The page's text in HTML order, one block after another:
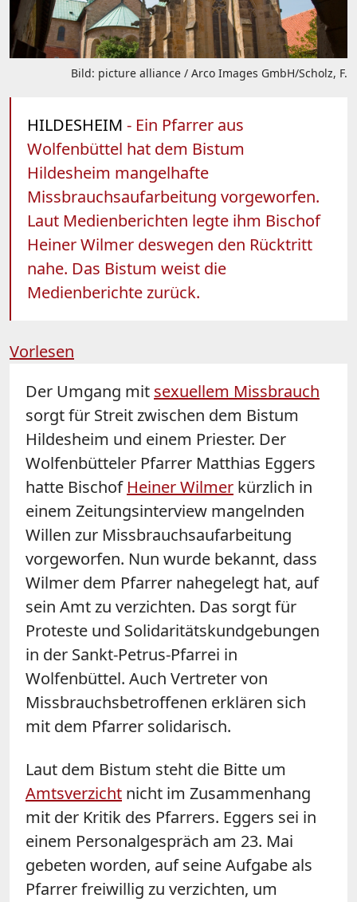
Bild: picture alliance / Arco Images GmbH/Scholz, F.
HILDESHEIM - Ein Pfarrer aus
Wolfenbüttel hat dem Bistum
Hildesheim mangelhafte
Missbrauchsaufarbeitung vorgeworfen.
Laut Medienberichten legte ihm Bischof
Heiner Wilmer deswegen den Rücktritt
nahe. Das Bistum weist die
Medienberichte zurück.
Vorlesen
Der Umgang mit sexuellem Missbrauch
sorgt für Streit zwischen dem Bistum
Hildesheim und einem Priester. Der
Wolfenbütteler Pfarrer Matthias Eggers
hatte Bischof Heiner Wilmer kürzlich in
einem Zeitungsinterview mangelnden
Willen zur Missbrauchsaufarbeitung
vorgeworfen. Nun wurde bekannt, dass
Wilmer dem Pfarrer nahegelegt hat, auf
sein Amt zu verzichten. Das sorgt für
Proteste und Solidaritätskundgebungen
in der Sankt-Petrus-Pfarrei in
Wolfenbüttel. Auch Vertreter von
Missbrauchsbetroffenen erklären sich
mit dem Pfarrer solidarisch.
Laut dem Bistum steht die Bitte um
Amtsverzicht nicht im Zusammenhang
mit der Kritik des Pfarrers. Eggers sei in
einem Personalgespräch am 23. Mai
gebeten worden, auf seine Aufgabe als
Pfarrer freiwillig zu verzichten, um